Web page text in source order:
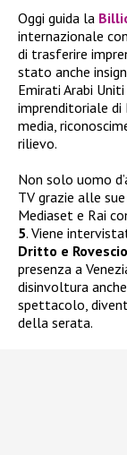
Oggi guida la
internazionale
di trasferire
stato anche
Emirati Arabi
imprenditoriale di
media,
rilievo.
Non solo uomo
TV grazie alle
Mediaset e Rai
5. Viene
Dritto e Rovescio
presenza a
disinvoltura
spettacolo,
della serata.